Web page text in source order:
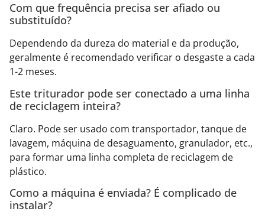
Com que frequência precisa ser afiado ou
substituído?
Dependendo da dureza do material e da produção,
geralmente é recomendado verificar o desgaste a cada
1-2 meses.
Este triturador pode ser conectado a uma linha
de reciclagem inteira?
Claro. Pode ser usado com transportador, tanque de
lavagem, máquina de desaguamento, granulador, etc.,
para formar uma linha completa de reciclagem de
plástico.
Como a máquina é enviada? É complicado de
instalar?